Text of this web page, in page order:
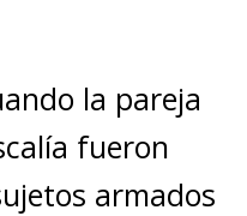
la pareja
fueron
armados